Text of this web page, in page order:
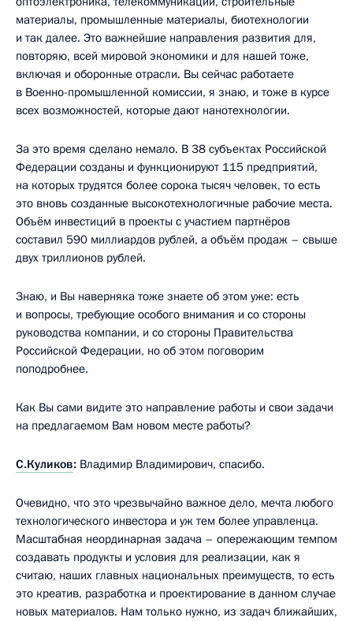
материалы, промышленные материалы, биотехнологии
и так далее. Это важнейшие направления развития для,
повторяю, всей мировой экономики и для нашей тоже,
включая и оборонные отрасли. Вы сейчас работаете
в Военно-промышленной комиссии, я знаю, и тоже в курсе
всех возможностей, которые дают нанотехнологии.
За это время сделано немало. В 38 субъектах Российской
Федерации созданы и функционируют 115 предприятий,
на которых трудятся более сорока тысяч человек, то есть
это вновь созданные высокотехнологичные рабочие места.
Объём инвестиций в проекты с участием партнёров
составил 590 миллиардов рублей, а объём продаж – свыше
двух триллионов рублей.
Знаю, и Вы наверняка тоже знаете об этом уже: есть
и вопросы, требующие особого внимания и со стороны
руководства компании, и со стороны Правительства
Российской Федерации, но об этом поговорим
поподробнее.
Как Вы сами видите это направление работы и свои задачи
на предлагаемом Вам новом месте работы?
С.Куликов: Владимир Владимирович, спасибо.
Очевидно, что это чрезвычайно важное дело, мечта любого
технологического инвестора и уж тем более управленца.
Масштабная неординарная задача – опережающим темпом
создавать продукты и условия для реализации, как я
считаю, наших главных национальных преимуществ, то есть
это креатив, разработка и проектирование в данном случае
новых материалов. Нам только нужно, из задач ближайших,